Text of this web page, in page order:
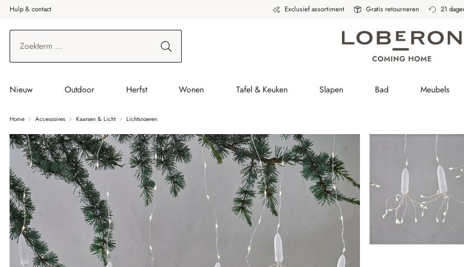
de hoofdinhoud
Ga naar zoeken
Ga naar de hoofdnavigatie
Hulp & contact Exclusief assortiment Gratis retourneren 21
Nieuw Outdoor Herfst Wonen Tafel & Keuken Slapen Bad Meubels
Home Accessoires Kaarsen & Licht Lichtsnoeren